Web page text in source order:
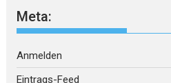
Meta:
Anmelden
Eintrags-Feed